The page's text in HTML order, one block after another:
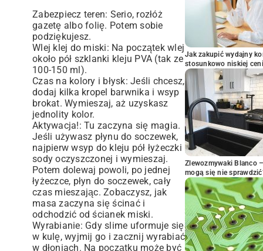
Zabezpiecz teren: Serio, rozłóż
gazetę albo folię. Potem sobie
podziękujesz.
Wlej klej do miski: Na początek wlej
około pół szklanki kleju PVA (tak ze
100-150 ml).
Czas na kolory i błysk: Jeśli chcesz,
dodaj kilka kropel barwnika i wsyp
brokat. Wymieszaj, aż uzyskasz
jednolity kolor.
Aktywacja!: Tu zaczyna się magia.
Jeśli używasz płynu do soczewek,
najpierw wsyp do kleju pół łyżeczki
sody oczyszczonej i wymieszaj.
Potem dolewaj powoli, po jednej
łyżeczce, płyn do soczewek, cały
czas mieszając. Zobaczysz, jak
masa zaczyna się ścinać i
odchodzić od ścianek miski.
Wyrabianie: Gdy slime uformuje się
w kulę, wyjmij go i zacznij wyrabiać
w dłoniach. Na początku może być
Jak zakupić wydajny
stosunkowo niskiej
Zlewozmywaki Blanco
mogą się nie